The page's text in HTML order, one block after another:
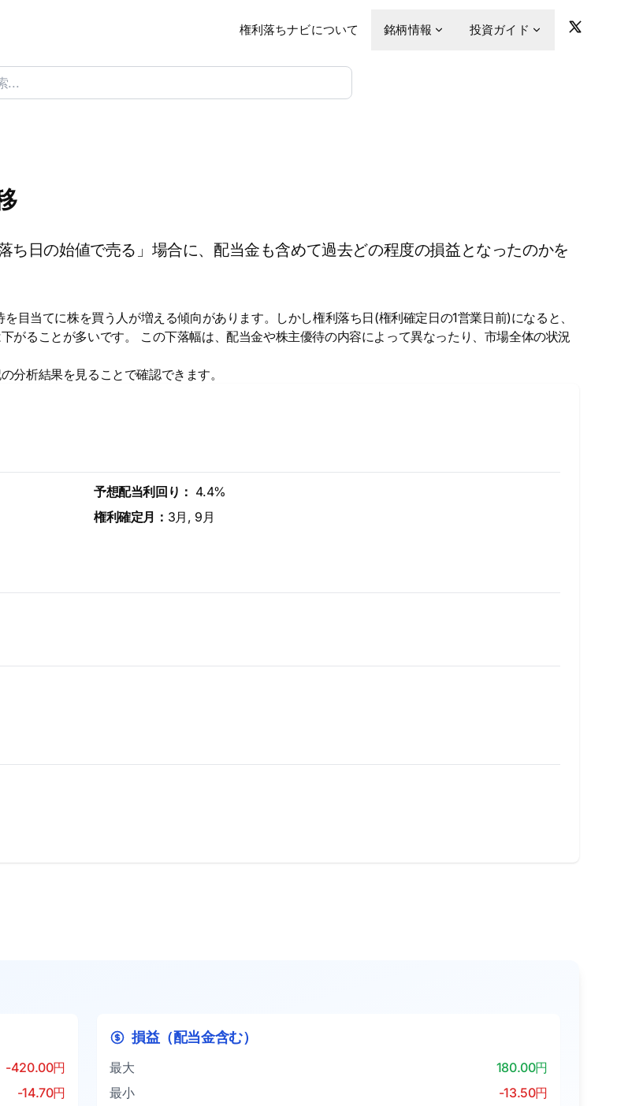
権利落ちナビについて 銘柄情報 投資ガイド
ち日の始値で売る」場合に、配当金も含めて過去どの程度の損益となったのかを
目当てに株を買う人が増える傾向があります。しかし権利落ち日(権利確定日の1営業日前)になると、
がることが多いです。 この下落幅は、配当金や株主優待の内容によって異なったり、市場全体の状況
分析結果を見ることで確認できます。
予想配当利回り： 4.4%
権利確定月： 3月, 9月
-420.00円
-14.70円
損益（配当金含む）
最大
180.00円
最小
-13.50円